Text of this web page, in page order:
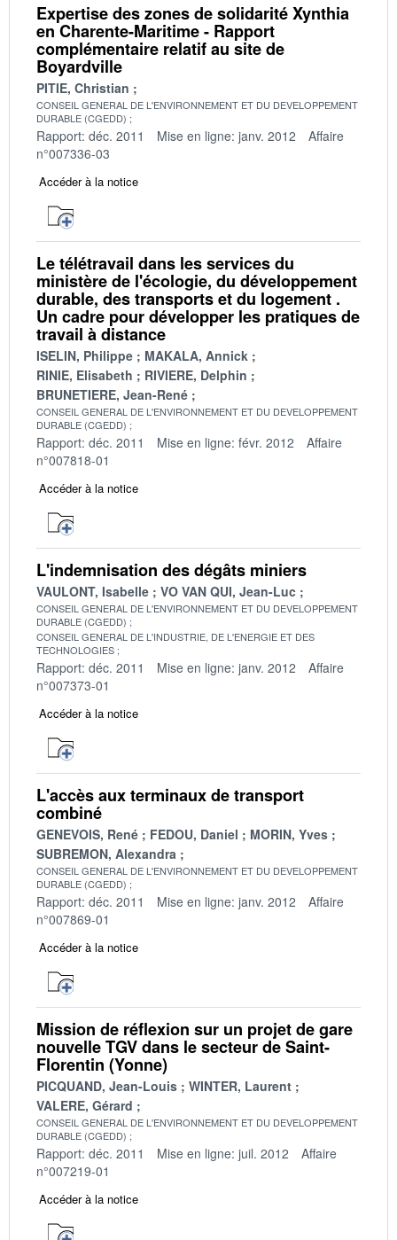
Expertise des zones de solidarité Xynthia
en Charente-Maritime - Rapport
complémentaire relatif au site de
Boyardville
PITIE, Christian
CONSEIL GENERAL DE L'ENVIRONNEMENT ET DU DEVELOPPEMENT
DURABLE (CGEDD)
Rapport: déc. 2011 Mise en ligne: janv. 2012
Affaire
n°007336-03
Accéder à la notice
Le télétravail dans les services du
ministère de l'écologie, du développement
durable, des transports et du logement .
Un cadre pour développer les pratiques de
travail à distance
ISELIN, Philippe
MAKALA, Annick
RINIE, Elisabeth
RIVIERE, Delphin
BRUNETIERE, Jean-René
CONSEIL GENERAL DE L'ENVIRONNEMENT ET DU DEVELOPPEMENT
DURABLE (CGEDD)
Rapport: déc. 2011 Mise en ligne: févr. 2012
Affaire
n°007818-01
Accéder à la notice
L'indemnisation des dégâts miniers
VAULONT, Isabelle VO VAN QUI, Jean-Luc
CONSEIL GENERAL DE L'ENVIRONNEMENT ET DU DEVELOPPEMENT
DURABLE (CGEDD)
CONSEIL GENERAL DE L'INDUSTRIE, DE L'ENERGIE ET DES
TECHNOLOGIES
Rapport: déc. 2011 Mise en ligne: janv. 2012
Affaire
n°007373-01
Accéder à la notice
L'accès aux terminaux de transport
combiné
GENEVOIS, René FEDOU, Daniel
MORIN, Yves
SUBREMON, Alexandra
CONSEIL GENERAL DE L'ENVIRONNEMENT ET DU DEVELOPPEMENT
DURABLE (CGEDD)
Rapport: déc. 2011 Mise en ligne: janv. 2012
Affaire
n°007869-01
Accéder à la notice
Mission de réflexion sur un projet de gare
nouvelle TGV dans le secteur de Saint-
Florentin (Yonne)
PICQUAND, Jean-Louis
WINTER, Laurent
VALERE, Gérard
CONSEIL GENERAL DE L'ENVIRONNEMENT ET DU DEVELOPPEMENT
DURABLE (CGEDD)
Rapport: déc. 2011 Mise en ligne: juil. 2012
Affaire
n°007219-01
Accéder à la notice